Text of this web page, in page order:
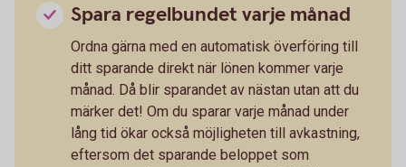
Spara regelbundet varje månad
Ordna gärna med en automatisk överföring till
ditt sparande direkt när lönen kommer varje
månad. Då blir sparandet av nästan utan att du
märker det! Om du sparar varje månad under
lång tid ökar också möjligheten till avkastning,
eftersom det sparande beloppet som